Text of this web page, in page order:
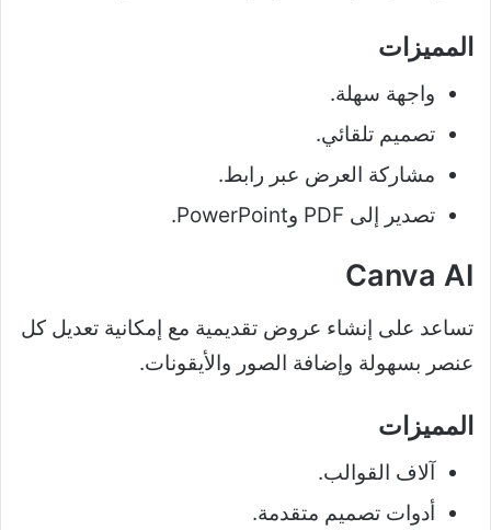
المميزات
واجهة سهلة.
تصميم تلقائي.
مشاركة العرض عبر رابط.
تصدير إلى PDF وPowerPoint.
Canva AI
تساعد على إنشاء عروض تقديمية مع إمكانية تعديل كل
عنصر بسهولة وإضافة الصور والأيقونات.
المميزات
آلاف القوالب.
أدوات تصميم متقدمة.